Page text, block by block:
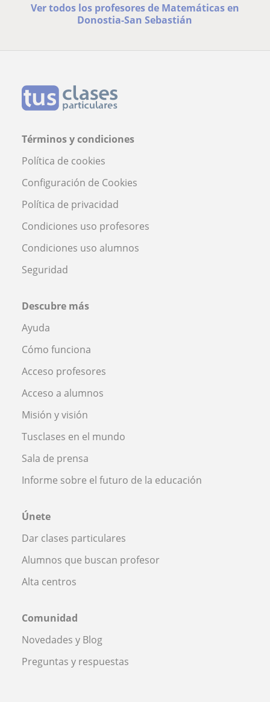
Ver todos los profesores de Matemáticas en
Donostia-San Sebastián
Términos y condiciones
Política de cookies
Configuración de Cookies
Política de privacidad
Condiciones uso profesores
Condiciones uso alumnos
Seguridad
Descubre más
Ayuda
Cómo funciona
Acceso profesores
Acceso a alumnos
Misión y visión
Tusclases en el mundo
Sala de prensa
Informe sobre el futuro de la educación
Únete
Dar clases particulares
Alumnos que buscan profesor
Alta centros
Comunidad
Novedades y Blog
Preguntas y respuestas